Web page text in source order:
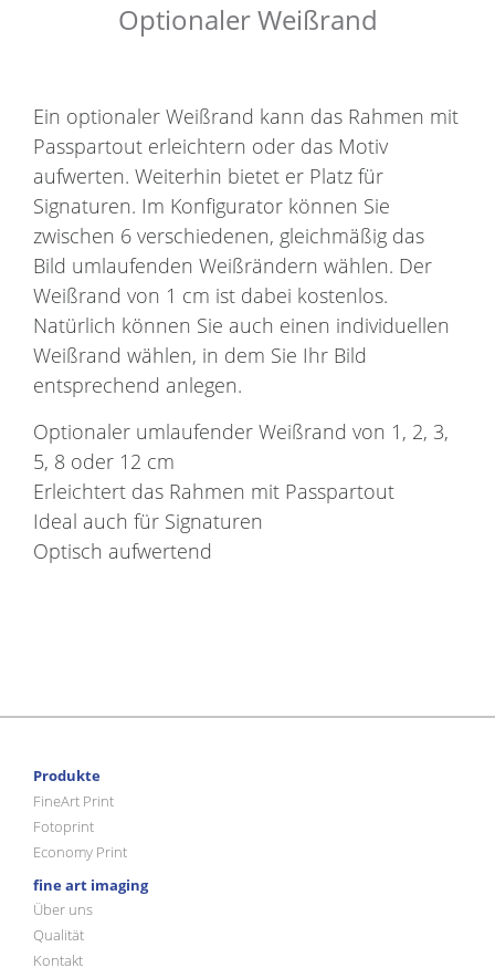
Optionaler Weißrand
Ein optionaler Weißrand kann das Rahmen mit
Passpartout erleichtern oder das Motiv
aufwerten. Weiterhin bietet er Platz für
Signaturen. Im Konfigurator können Sie
zwischen 6 verschiedenen, gleichmäßig das
Bild umlaufenden Weißrändern wählen. Der
Weißrand von 1 cm ist dabei kostenlos.
Natürlich können Sie auch einen individuellen
Weißrand wählen, in dem Sie Ihr Bild
entsprechend anlegen.
Optionaler umlaufender Weißrand von 1, 2, 3,
5, 8 oder 12 cm
Erleichtert das Rahmen mit Passpartout
Ideal auch für Signaturen
Optisch aufwertend
Produkte
FineArt Print
Fotoprint
Economy Print
fine art imaging
Über uns
Qualität
Kontakt